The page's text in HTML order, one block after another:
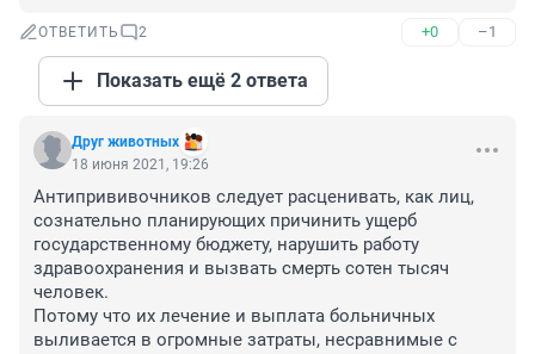
ОТВЕТИТЬ 2 +0 –1
Показать ещё 2 ответа
Друг животных
18 июня 2021, 19:26
Антипрививочников следует расценивать, как лиц,
сознательно планирующих причинить ущерб
государственному бюджету, нарушить работу
здравоохранения и вызвать смерть сотен тысяч
человек.
Потому что их лечение и выплата больничных
выливается в огромные затраты, несравнимые с